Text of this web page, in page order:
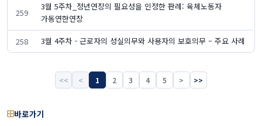
259
3월 5주차_정년연장의 필요성을 인정한 판례: 육체노동자
가동연한연장
258 3월 4주차 - 근로자의 성실의무와 사용자의 보호의무 – 주요 사례
<< < 1 2 3 4 5 > >>
바로가기